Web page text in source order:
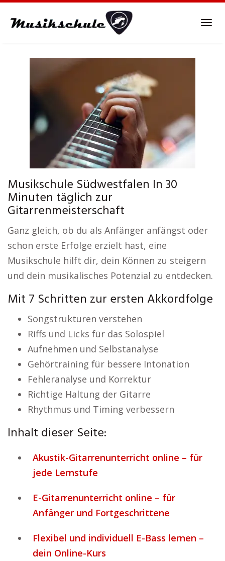
Musikschule Südwestfalen In 30
Minuten täglich zur
Gitarrenmeisterschaft
Ganz gleich, ob du als Anfänger anfängst oder
schon erste Erfolge erzielt hast, eine
Musikschule hilft dir, dein Können zu steigern
und dein musikalisches Potenzial zu entdecken.
Mit 7 Schritten zur ersten Akkordfolge
Songstrukturen verstehen
Riffs und Licks für das Solospiel
Aufnehmen und Selbstanalyse
Gehörtraining für bessere Intonation
Fehleranalyse und Korrektur
Richtige Haltung der Gitarre
Rhythmus und Timing verbessern
Inhalt dieser Seite:
Akustik-Gitarrenunterricht online – für
jede Lernstufe
E-Gitarrenunterricht online – für
Anfänger und Fortgeschrittene
Flexibel und individuell E-Bass lernen –
dein Online-Kurs